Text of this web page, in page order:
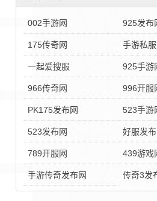
002手游网 925发布
175传奇网 手游私服
一起爱搜服 925手游
966传奇网 996开服
PK175发布网 523手游
523发布网 好服发布
789开服网 439游戏
手游传奇发布网 传奇3发